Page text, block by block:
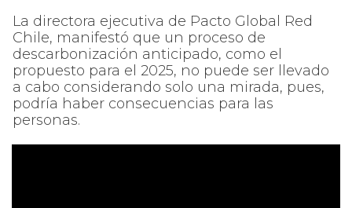
La directora ejecutiva de Pacto Global Red
Chile, manifestó que un proceso de
descarbonización anticipado, como el
propuesto para el 2025, no puede ser llevado
a cabo considerando solo una mirada, pues,
podría haber consecuencias para las
personas.